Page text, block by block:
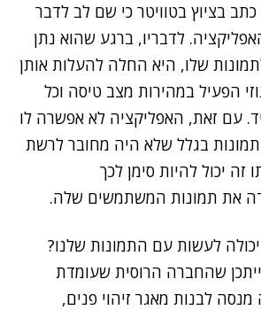
בציוץ בטוויטר כי שם לב לדבר
לדבריו, ברגע שהוא נתן
שלו, היא החלה להעלות אותן
הפעיל במהירות מצב טיסה וכל
עם זאת, האפליקציה לא אפשרה לו
בגלל שלא היה מחובר לרשת
זה יכול להיות סימן לכך
את תמונות המשתמשים שלה.
לעשות עם התמונות שלנו?
שהחברה הרוסית שעומדת
לבנות מאגר זיהוי פנים,